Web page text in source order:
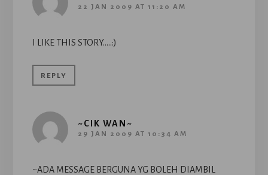
22 JAN 2009 AT 11:20 AM
I LIKE THIS STORY…..:)
REPLY
~CIK WAN~
29 JAN 2009 AT 10:34 AM
~ADA MESSAGE BERGUNA YG BOLEH DIAMBIL